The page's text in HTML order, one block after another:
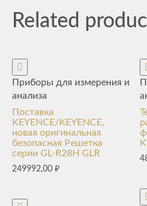
Related
Приборы для измерения и
анализа
Поставка
KEYENCE/KEYENCE,
новая оригинальная
безопасная Решетка
серии GL-R28H GLR
249992,00 ₽